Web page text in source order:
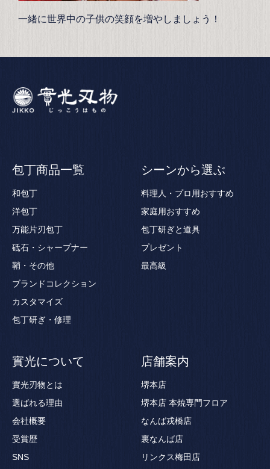
一緒に世界中の子供の笑顔を増やしましょう！
包丁商品一覧
和包丁
洋包丁
万能片刃包丁
砥石・シャープナー
鞘・その他
ブランドコレクション
カスタマイズ
包丁研ぎ・修理
シーンから選ぶ
料理人・プロ用おすすめ
家庭用おすすめ
包丁研ぎと道具
プレゼント
最高級
實光について
實光刃物とは
選ばれる理由
会社概要
受賞歴
SNS
店舗案内
堺本店
堺本店 本焼専門フロア
なんば戎橋店
裏なんば店
リンクス梅田店